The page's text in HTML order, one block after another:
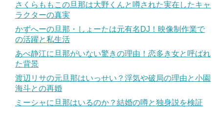
さくらももこの旦那は大野くんと噂された実在したキャ
ラクターの真実
かずへーの旦那・しょーたは元有名DJ！映像制作業で
の活躍と私生活
あべ静江に旦那がいない驚きの理由！恋多き女と呼ばれ
た背景
渡辺リサの元旦那はいっせい？浮気や破局の理由と小園
海斗との再婚
ミーシャに旦那はいるのか？結婚の噂と独身説を検証